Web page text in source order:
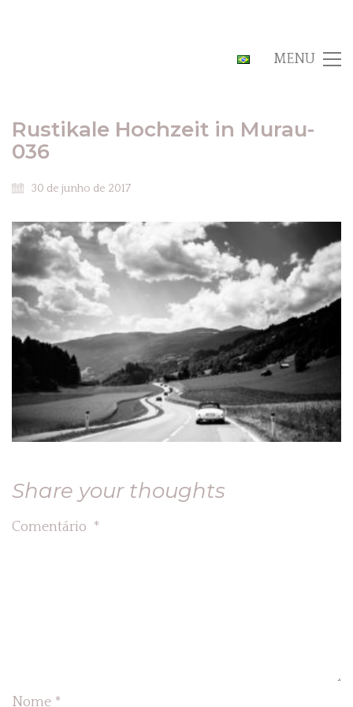
MENU
Rustikale Hochzeit in Murau-
036
30 de junho de 2017
Share your thoughts
Comentário *
Nome *